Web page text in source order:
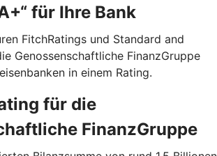
für Ihre Bank
FitchRatings und Standard and
Genossenschaftliche FinanzGruppe
in einem Rating.
für die
FinanzGruppe